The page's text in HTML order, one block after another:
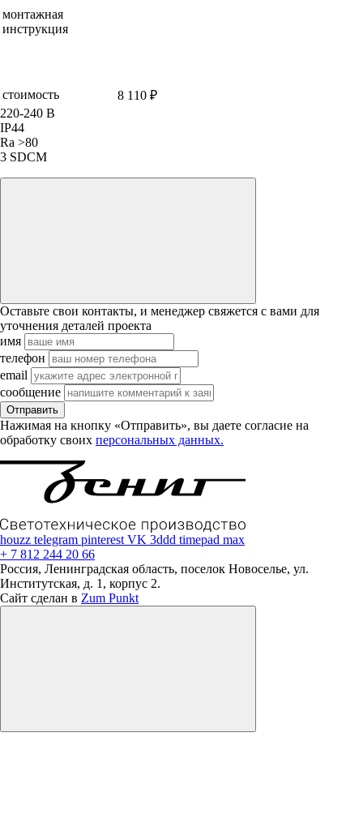
монтажная
инструкция
стоимость
8 110 ₽
220-240 В
IP44
Ra >80
3 SDCM
Оставьте свои контакты, и менеджер свяжется с вами для
уточнения деталей проекта
имя
телефон
email
сообщение
Отправить
Нажимая на кнопку «Отправить», вы даете согласие на
обработку своих персональных данных.
houzz telegram pinterestVK 3ddd timepad max
+ 7 812 244 20 66
Россия, Ленинградская область, поселок Новоселье, ул.
Институтская, д. 1, корпус 2.
Сайт сделан в Zum Punkt